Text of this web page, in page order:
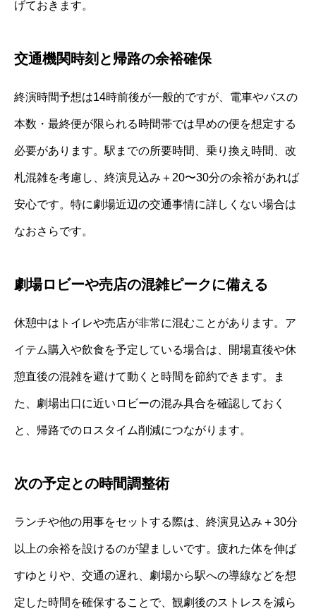
げておきます。
交通機関時刻と帰路の余裕確保
終演時間予想は14時前後が一般的ですが、電車やバスの
本数・最終便が限られる時間帯では早めの便を想定する
必要があります。駅までの所要時間、乗り換え時間、改
札混雑を考慮し、終演見込み＋20〜30分の余裕があれば
安心です。特に劇場近辺の交通事情に詳しくない場合は
なおさらです。
劇場ロビーや売店の混雑ピークに備える
休憩中はトイレや売店が非常に混むことがあります。ア
イテム購入や飲食を予定している場合は、開場直後や休
憩直後の混雑を避けて動くと時間を節約できます。ま
た、劇場出口に近いロビーの混み具合を確認しておく
と、帰路でのロスタイム削減につながります。
次の予定との時間調整術
ランチや他の用事をセットする際は、終演見込み＋30分
以上の余裕を設けるのが望ましいです。疲れた体を伸ば
すゆとりや、交通の遅れ、劇場から駅への導線などを想
定した時間を確保することで、観劇後のストレスを減ら